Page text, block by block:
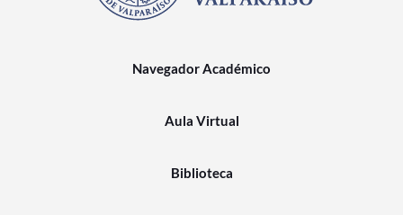
Navegador Académico
Aula Virtual
Biblioteca